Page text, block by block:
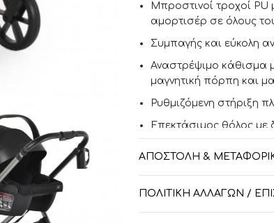
Μπροστινοί τροχοί
αμορτισέρ σε όλους
Συμπαγής και εύκολη
Αναστρέψιμο κάθισμα
μαγνητική πόρπη και
Ρυθμιζόμενη στήριξη
Επεκτάσιμος θόλος με
με αποσπώμενο
κανονισμό ECE R129/03.
Ρυθμιζόμενο
νεογέννητο.
ΑΠΟΣΤΟΛΉ &
ΠΟΛΙΤΙΚΉ ΑΛΛΑΓΏΝ /